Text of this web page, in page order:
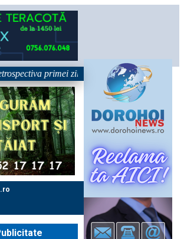
primei zile la Zilele Nordului 2026: